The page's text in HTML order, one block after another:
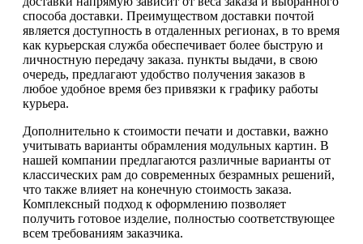
способа доставки. Преимуществом доставки почтой
является доступность в отдаленных регионах, в то время
как курьерская служба обеспечивает более быструю и
личностную передачу заказа. пункты выдачи, в свою
очередь, предлагают удобство получения заказов в
любое удобное время без привязки к графику работы
курьера.
Дополнительно к стоимости печати и доставки, важно
учитывать варианты обрамления модульных картин. В
нашей компании предлагаются различные варианты от
классических рам до современных безрамных решений,
что также влияет на конечную стоимость заказа.
Комплексный подход к оформлению позволяет
получить готовое изделие, полностью соответствующее
всем требованиям заказчика.